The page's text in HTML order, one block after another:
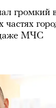
громкий
МЧС